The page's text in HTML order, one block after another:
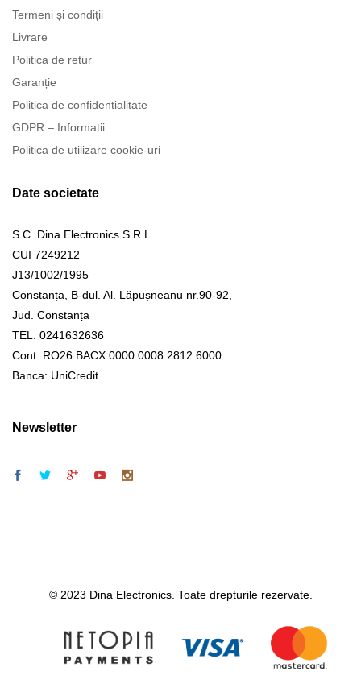
Termeni și condiții
Livrare
Politica de retur
Garanție
Politica de confidentialitate
GDPR – Informatii
Politica de utilizare cookie-uri
Date societate
S.C. Dina Electronics S.R.L.
CUI 7249212
J13/1002/1995
Constanța, B-dul. Al. Lăpușneanu nr.90-92,
Jud. Constanța
TEL. 0241632636
Cont: RO26 BACX 0000 0008 2812 6000
Banca: UniCredit
Newsletter
© 2023 Dina Electronics. Toate drepturile rezervate.